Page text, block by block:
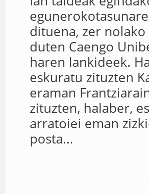
dituena, zer
duten Caengo
haren lankideek.
eskuratu zituzten
eraman
zituzten, halaber,
arratoiei eman
posta...